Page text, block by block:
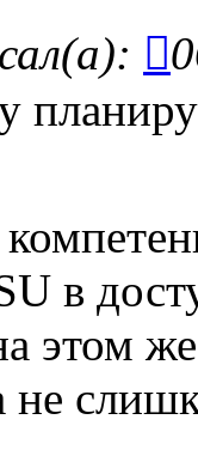
в
этом
не